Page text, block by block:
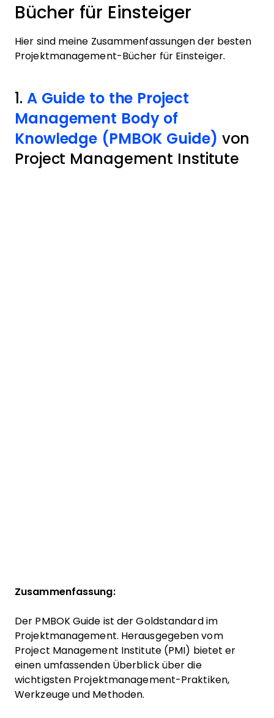
Bücher für Einsteiger
Hier sind meine Zusammenfassungen der besten
Projektmanagement-Bücher für Einsteiger.
1. A Guide to the Project
Management Body of
Knowledge (PMBOK Guide) von
Project Management Institute
Zusammenfassung:
Der PMBOK Guide ist der Goldstandard im
Projektmanagement. Herausgegeben vom
Project Management Institute (PMI) bietet er
einen umfassenden Überblick über die
wichtigsten Projektmanagement-Praktiken,
Werkzeuge und Methoden.